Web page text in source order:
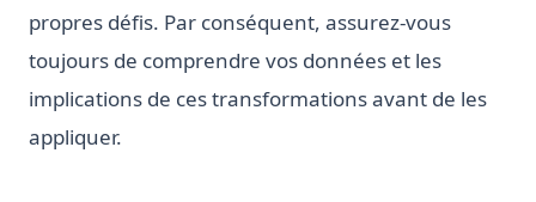
propres défis. Par conséquent, assurez-vous
toujours de comprendre vos données et les
implications de ces transformations avant de les
appliquer.